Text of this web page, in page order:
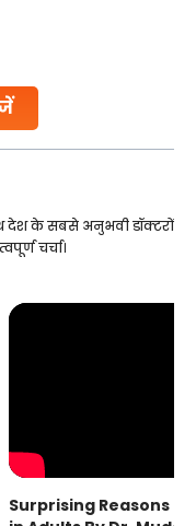
angioplasty and
देश के सबसे अनुभवी डॉक्टरों
चर्चा।
Surprising Reasons